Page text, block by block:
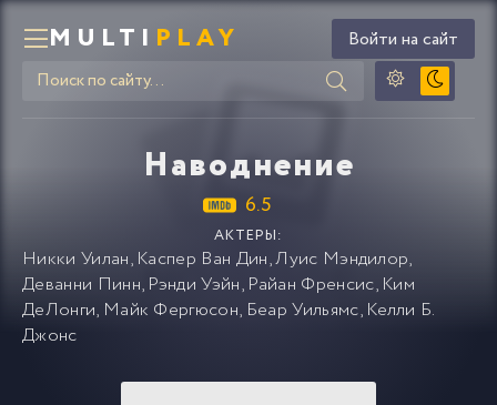
MULTI PLAY Войти на сайт
Наводнение
6.5
АКТЕРЫ:
Никки Уилан, Каспер Ван Дин,Луис Мэндилор,
Деванни Пинн, Рэнди Уэйн, Райан Френсис, Ким
ДеЛонги, Майк Фергюсон, Беар Уильямс, Келли Б.
Джонс